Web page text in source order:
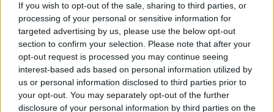
If you wish to opt-out of the sale, sharing to third parties, or
processing of your personal or sensitive information for
targeted advertising by us, please use the below opt-out
section to confirm your selection. Please note that after your
opt-out request is processed you may continue seeing
interest-based ads based on personal information utilized by
us or personal information disclosed to third parties prior to
your opt-out. You may separately opt-out of the further
disclosure of your personal information by third parties on the
Visi įrašai
Žiūrimiausi įrašai